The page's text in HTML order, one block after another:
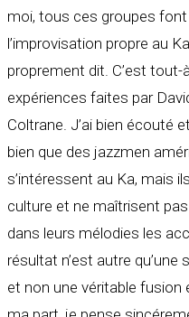
moi, tous ces groupes
l’improvisation propre au
proprement dit. C’est tout-
expériences faites par
Coltrane. J’ai bien écouté
bien que des jazzmen
s’intéressent au Ka, mais
culture et ne maîtrisent
dans leurs mélodies les
résultat n’est autre
et non une véritable fusion